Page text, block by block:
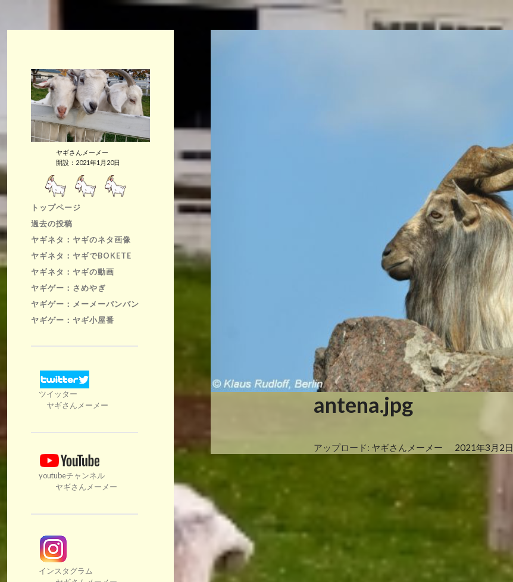
ヤギさんメーメー
開設：2021年1月20日
トップページ
過去の投稿
ヤギネタ：ヤギのネタ画像
ヤギネタ：ヤギでBOKETE
ヤギネタ：ヤギの動画
ヤギゲー：さめやぎ
ヤギゲー：メーメーバンバン
ヤギゲー：ヤギ小屋番
ツイッター
ヤギさんメーメー
youtubeチャンネル
ヤギさんメーメー
インスタグラム
antena.jpg
アップロード: ヤギさんメーメー 2021年3月2日